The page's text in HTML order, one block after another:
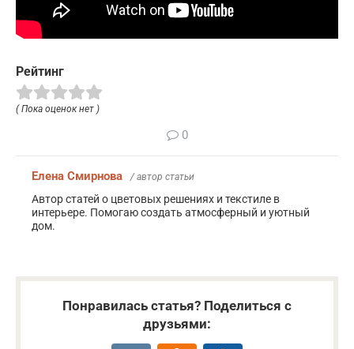
Рейтинг
( Пока оценок нет )
0
Елена Смирнова / автор статьи
Автор статей о цветовых решениях и текстиле в
интерьере. Помогаю создать атмосферный и уютный
дом.
Понравилась статья? Поделиться с
друзьями: